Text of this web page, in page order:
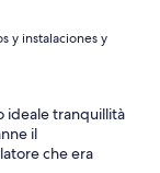
y instalaciones y
ideale tranquillità
il
che era